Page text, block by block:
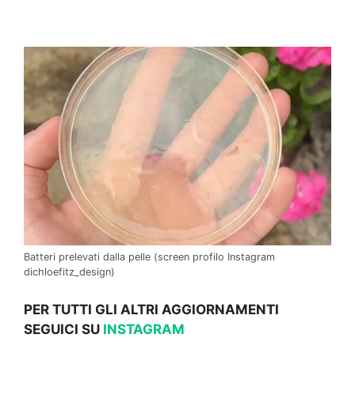
Batteri prelevati dalla pelle (screen profilo Instagram
dichloefitz_design)
PER TUTTI GLI ALTRI AGGIORNAMENTI
SEGUICI SU INSTAGRAM